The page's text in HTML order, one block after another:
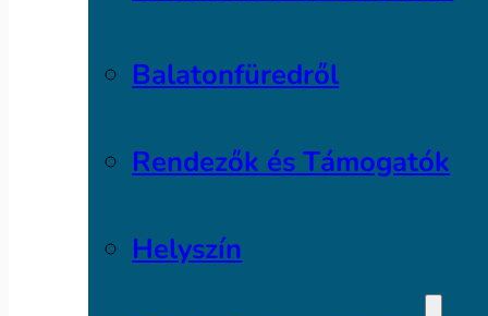
Balatonfüredről
Rendezők és Támogatók
Helyszín